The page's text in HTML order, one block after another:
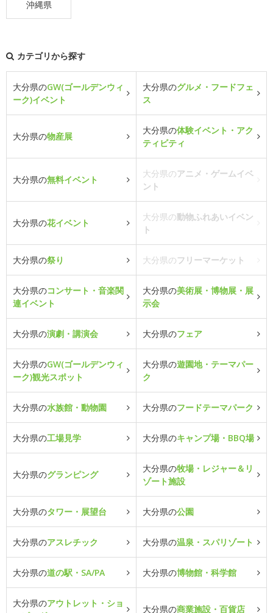
沖縄県
カテゴリから探す
大分県のGW(ゴールデンウィ
ーク)イベント
大分県のグルメ・フードフェ
ス
大分県の物産展
大分県の体験イベント・アク
ティビティ
大分県の無料イベント
大分県のアニメ・ゲームイベ
ント
大分県の花イベント
大分県の動物ふれあいイベン
ト
大分県の祭り 大分県のフリーマーケット
大分県のコンサート・音楽関
連イベント
大分県の美術展・博物展・展
示会
大分県の演劇・講演会 大分県のフェア
大分県のGW(ゴールデンウィ
ーク)観光スポット
大分県の遊園地・テーマパー
ク
大分県の水族館・動物園 大分県のフードテーマパーク
大分県の工場見学 大分県のキャンプ場・BBQ場
大分県のグランピング
大分県の牧場・レジャー＆リ
ゾート施設
大分県のタワー・展望台 大分県の公園
大分県のアスレチック 大分県の温泉・スパリゾート
大分県の道の駅・SA/PA 大分県の博物館・科学館
大分県のアウトレット・ショ
大分県の商業施設・百貨店